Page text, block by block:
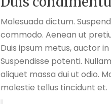
Malesuada dictum.
commodo. Aenean ut
Duis ipsum metus, auctor
Suspendisse potenti.
aliquet massa dui ut odio.
molestie tellus tincidunt et.